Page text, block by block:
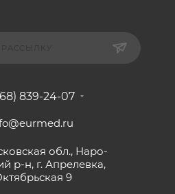
839-24-07
обл., Наро-
р-н, г. Апрелевка,
9